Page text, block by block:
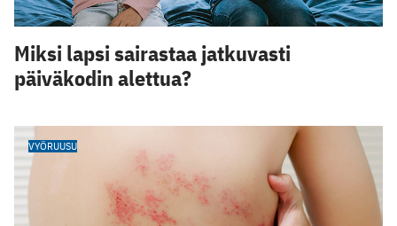
Miksi lapsi sairastaa jatkuvasti
päiväkodin alettua?
VYÖRUUSU